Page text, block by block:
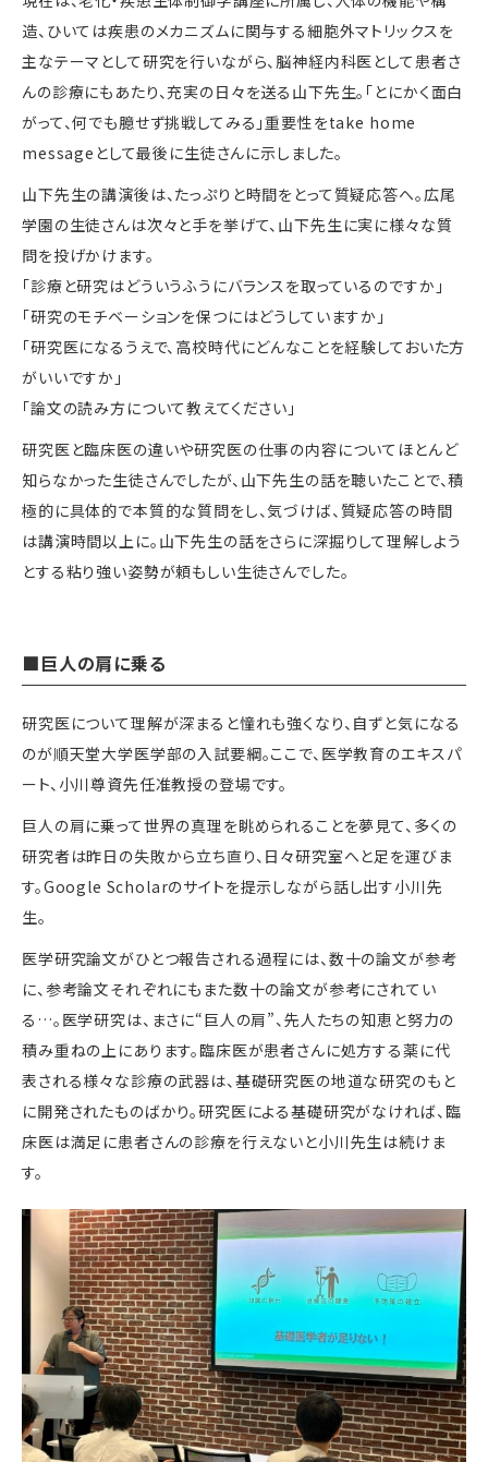
造、ひいては疾患のメカニズムに関与する細胞外マトリックスを
主なテーマとして研究を行いながら、脳神経内科医として患者さ
んの診療にもあたり、充実の日々を送る山下先生。「とにかく面白
がって、何でも臆せず挑戦してみる」重要性をtake home
messageとして最後に生徒さんに示しました。
山下先生の講演後は、たっぷりと時間をとって質疑応答へ。広尾
学園の生徒さんは次々と手を挙げて、山下先生に実に様々な質
問を投げかけます。
「診療と研究はどういうふうにバランスを取っているのですか」
「研究のモチベーションを保つにはどうしていますか」
「研究医になるうえで、高校時代にどんなことを経験しておいた方
がいいですか」
「論文の読み方について教えてください」
研究医と臨床医の違いや研究医の仕事の内容についてほとんど
知らなかった生徒さんでしたが、山下先生の話を聴いたことで、積
極的に具体的で本質的な質問をし、気づけば、質疑応答の時間
は講演時間以上に。山下先生の話をさらに深掘りして理解しよう
とする粘り強い姿勢が頼もしい生徒さんでした。
■巨人の肩に乗る
研究医について理解が深まると憧れも強くなり、自ずと気になる
のが順天堂大学医学部の入試要綱。ここで、医学教育のエキスパ
ート、小川尊資先任准教授の登場です。
巨人の肩に乗って世界の真理を眺められることを夢見て、多くの
研究者は昨日の失敗から立ち直り、日々研究室へと足を運びま
す。Google Scholarのサイトを提示しながら話し出す小川先
生。
医学研究論文がひとつ報告される過程には、数十の論文が参考
に、参考論文それぞれにもまた数十の論文が参考にされてい
る…。医学研究は、まさに“巨人の肩”、先人たちの知恵と努力の
積み重ねの上にあります。臨床医が患者さんに処方する薬に代
表される様々な診療の武器は、基礎研究医の地道な研究のもと
に開発されたものばかり。研究医による基礎研究がなければ、臨
床医は満足に患者さんの診療を行えないと小川先生は続けま
す。